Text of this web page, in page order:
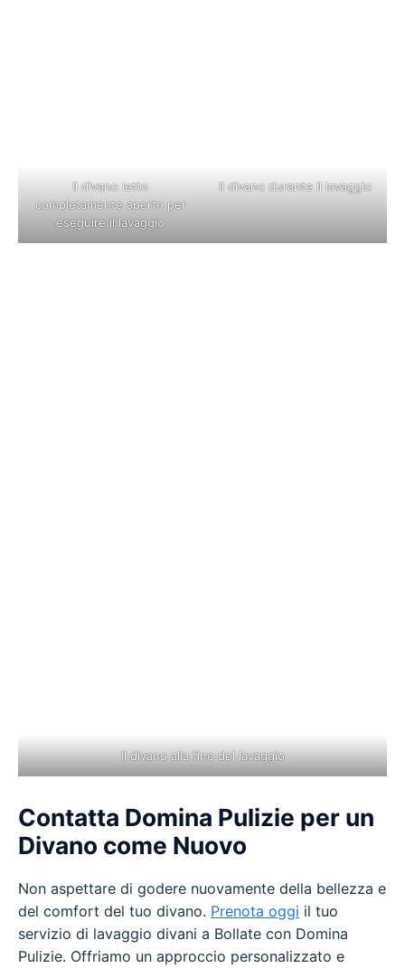
Il divano letto
completamente aperto per
eseguire il lavaggio
Il divano durante il lavaggio
Il divano alla fine del lavaggio
Contatta Domina Pulizie per un
Divano come Nuovo
Non aspettare di godere nuovamente della bellezza e
del comfort del tuo divano. Prenota oggi il tuo
servizio di lavaggio divani a Bollate con Domina
Pulizie. Offriamo un approccio personalizzato e